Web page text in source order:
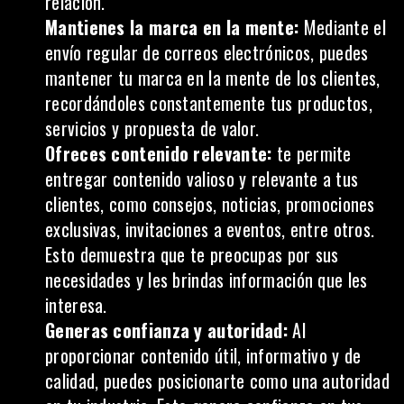
Mantienes la marca en la mente: Mediante el
envío regular de correos electrónicos, puedes
mantener tu marca en la mente de los clientes,
recordándoles constantemente tus productos,
servicios y propuesta de valor.
Ofreces contenido relevante: te permite
entregar contenido valioso y relevante a tus
clientes, como consejos, noticias, promociones
exclusivas, invitaciones a eventos, entre otros.
Esto demuestra que te preocupas por sus
necesidades y les brindas información que les
interesa.
Generas confianza y autoridad:Al
proporcionar contenido útil, informativo y de
calidad, puedes posicionarte como una autoridad